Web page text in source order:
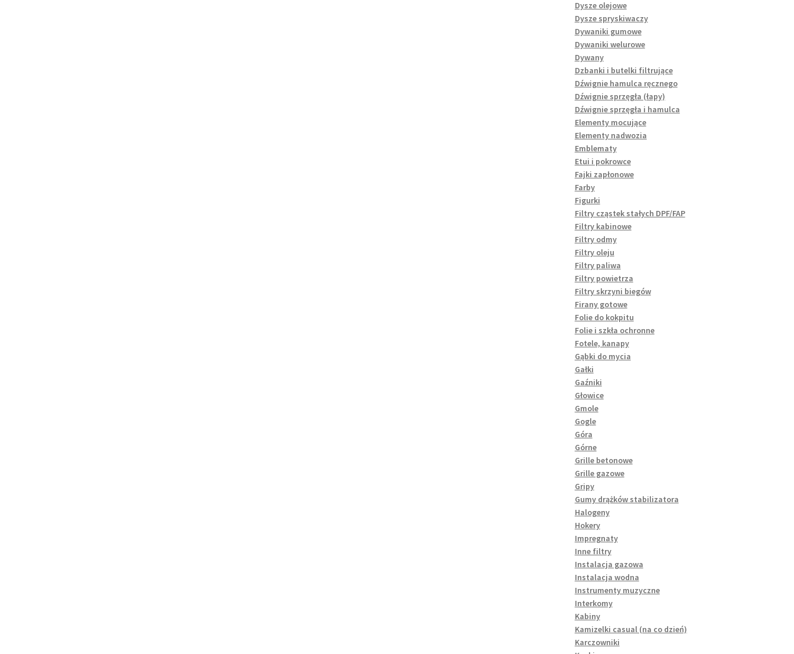
Dysze olejowe
Dysze spryskiwaczy
Dywaniki gumowe
Dywaniki welurowe
Dywany
Dzbanki i butelki filtrujące
Dźwignie hamulca ręcznego
Dźwignie sprzęgła (łapy)
Dźwignie sprzęgła i hamulca
Elementy mocujące
Elementy nadwozia
Emblematy
Etui i pokrowce
Fajki zapłonowe
Farby
Figurki
Filtry cząstek stałych DPF/FAP
Filtry kabinowe
Filtry odmy
Filtry oleju
Filtry paliwa
Filtry powietrza
Filtry skrzyni biegów
Firany gotowe
Folie do kokpitu
Folie i szkła ochronne
Fotele, kanapy
Gąbki do mycia
Gałki
Gaźniki
Głowice
Gmole
Gogle
Góra
Górne
Grille betonowe
Grille gazowe
Gripy
Gumy drążków stabilizatora
Halogeny
Hokery
Impregnaty
Inne filtry
Instalacja gazowa
Instalacja wodna
Instrumenty muzyczne
Interkomy
Kabiny
Kamizelki casual (na co dzień)
Karczowniki